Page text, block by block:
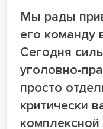
Мы рады
его команду
Сегодня
уголовно-
просто
критически
комплексной